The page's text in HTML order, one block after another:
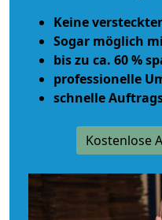
Keine
Sogar möglich
bis zu ca. 60 %
professionelle
schnelle
Kostenlose